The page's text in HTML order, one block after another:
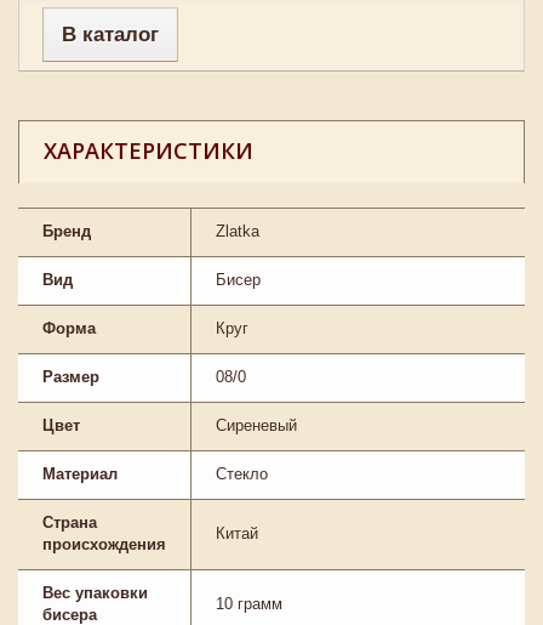
В каталог
ХАРАКТЕРИСТИКИ
Бренд Zlatka
Вид Бисер
Форма Круг
Размер 08/0
Цвет Сиреневый
Материал Стекло
Страна
происхождения
Китай
Вес упаковки
бисера
10 грамм